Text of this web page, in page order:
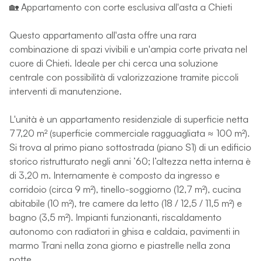
🏡 Appartamento con corte esclusiva all'asta a Chieti
Questo appartamento all'asta offre una rara
combinazione di spazi vivibili e un'ampia corte privata nel
cuore di Chieti. Ideale per chi cerca una soluzione
centrale con possibilità di valorizzazione tramite piccoli
interventi di manutenzione.
L'unità è un appartamento residenziale di superficie netta
77,20 m² (superficie commerciale ragguagliata ≈ 100 m²).
Si trova al primo piano sottostrada (piano S1) di un edificio
storico ristrutturato negli anni ’60; l’altezza netta interna è
di 3,20 m. Internamente è composto da ingresso e
corridoio (circa 9 m²), tinello-soggiorno (12,7 m²), cucina
abitabile (10 m²), tre camere da letto (18 / 12,5 / 11,5 m²) e
bagno (3,5 m²). Impianti funzionanti, riscaldamento
autonomo con radiatori in ghisa e caldaia, pavimenti in
marmo Trani nella zona giorno e piastrelle nella zona